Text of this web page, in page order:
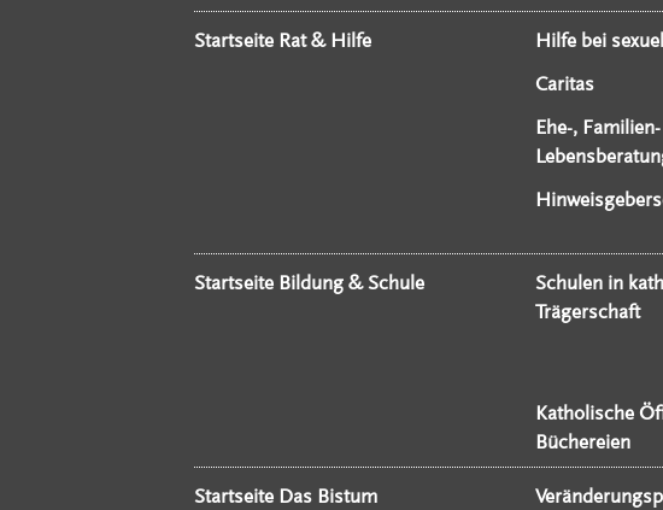
Startseite Rat & Hilfe Hilfe bei
Caritas
Ehe-,
Startseite Bildung & Schule
Schulen in
Trägerschaft
Katholische
Büchereien
Startseite Das Bistum